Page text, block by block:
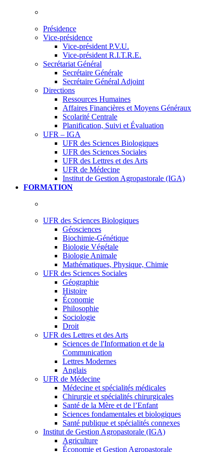
Présidence
Vice-présidence
Vice-président P.V.U.
Vice-président R.I.T.R.E.
Secrétariat Général
Secrétaire Générale
Secrétaire Général Adjoint
Directions
Ressources Humaines
Affaires Financières et Moyens Généraux
Scolarité Centrale
Planification, Suivi et Évaluation
UFR – IGA
UFR des Sciences Biologiques
UFR des Sciences Sociales
UFR des Lettres et des Arts
UFR de Médecine
Institut de Gestion Agropastorale (IGA)
FORMATION
UFR des Sciences Biologiques
Géosciences
Biochimie-Génétique
Biologie Végétale
Biologie Animale
Mathématiques, Physique, Chimie
UFR des Sciences Sociales
Géographie
Histoire
Économie
Philosophie
Sociologie
Droit
UFR des Lettres et des Arts
Sciences de l'Information et de la
Communication
Lettres Modernes
Anglais
UFR de Médecine
Médecine et spécialités médicales
Chirurgie et spécialités chirurgicales
Santé de la Mère et de l’Enfant
Sciences fondamentales et biologiques
Santé publique et spécialités connexes
Institut de Gestion Agropastorale (IGA)
Agriculture
Économie et Gestion Agropastorale